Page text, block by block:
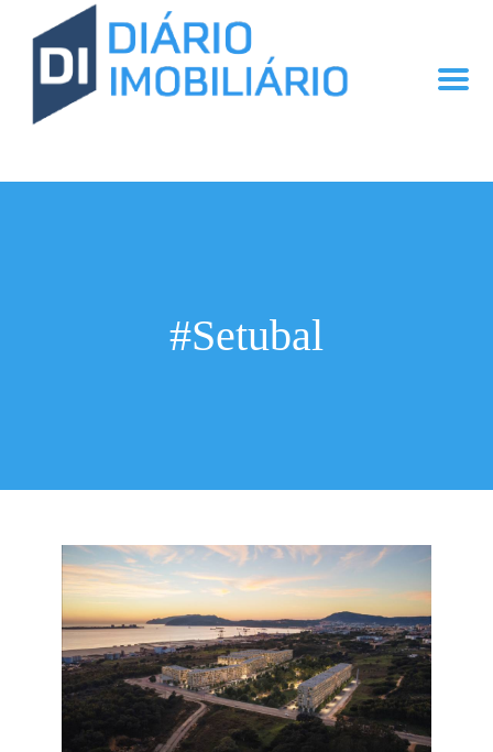
#Setubal